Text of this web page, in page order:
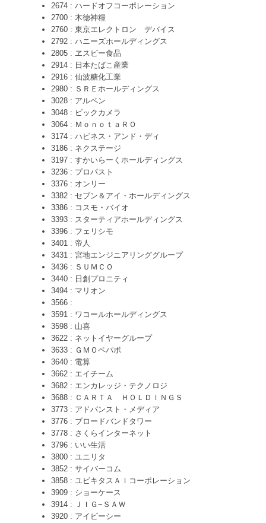
2674 : ハードオフコーポレーション
2700 : 木徳神糧
2760 : 東京エレクトロン デバイス
2792 : ハニーズホールディングス
2805 : ヱスビー食品
2914 : 日本たばこ産業
2916 : 仙波糖化工業
2980 : ＳＲＥホールディングス
3028 : アルペン
3048 : ビックカメラ
3064 : ＭｏｎｏｔａＲＯ
3174 : ハピネス・アンド・ディ
3186 : ネクステージ
3197 : すかいらーくホールディングス
3236 : プロパスト
3376 : オンリー
3382 : セブン＆アイ・ホールディングス
3386 : コスモ・バイオ
3393 : スターティアホールディングス
3396 : フェリシモ
3401 : 帝人
3431 : 宮地エンジニアリンググループ
3436 : ＳＵＭＣＯ
3440 : 日創プロニティ
3494 : マリオン
3566 :
3591 : ワコールホールディングス
3598 : 山喜
3622 : ネットイヤーグループ
3633 : ＧＭＯペパボ
3640 : 電算
3662 : エイチーム
3682 : エンカレッジ・テクノロジ
3688 : ＣＡＲＴＡ ＨＯＬＤＩＮＧＳ
3773 : アドバンスト・メディア
3776 : ブロードバンドタワー
3778 : さくらインターネット
3796 : いい生活
3800 : ユニリタ
3852 : サイバーコム
3858 : ユビキタスＡＩコーポレーション
3909 : ショーケース
3914 : ＪＩＧ−ＳＡＷ
3920 : アイビーシー